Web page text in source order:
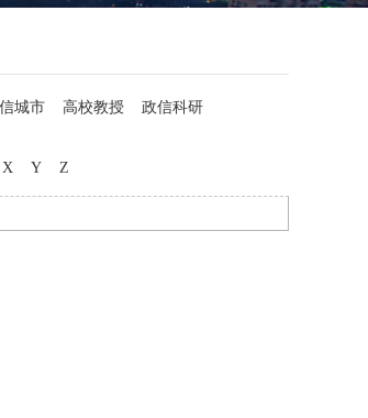
城市 高校教授
政信科研
X Y Z